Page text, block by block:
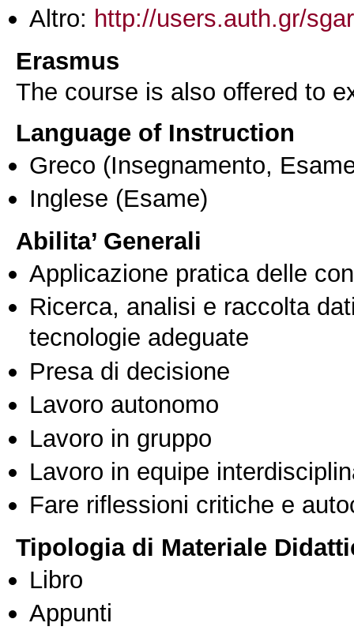
Altro: http://users.auth.gr/
Erasmus
The course is also offered to
Language of Instruction
Greco (Insegnamento,
Inglese (Esame)
Abilita’ Generali
Applicazione pratica delle
Ricerca, analisi e raccolta
tecnologie adeguate
Presa di decisione
Lavoro autonomo
Lavoro in gruppo
Lavoro in equipe
Fare riflessioni critiche e
Tipologia di Materiale
Libro
Appunti